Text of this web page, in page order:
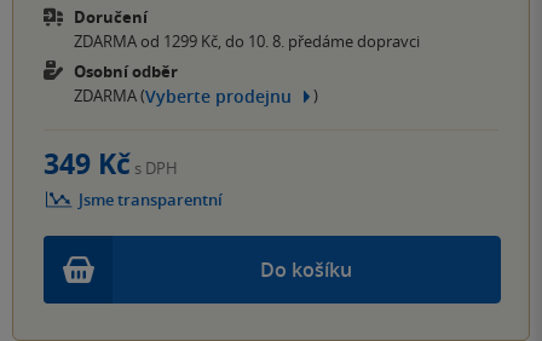
Doručení
ZDARMA od 1299 Kč, do 10. 8. předáme dopravci
Osobní odběr
ZDARMA (Vyberte prodejnu )
Do košíku
349 Kč s DPH
Jsme transparentní